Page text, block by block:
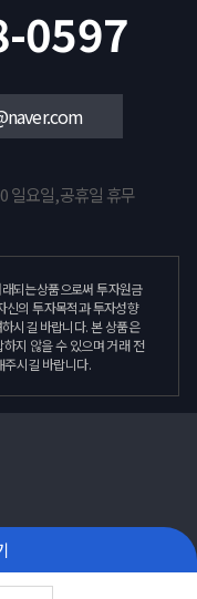
0597
일요일,공휴일 휴무
주시길 바랍니다.